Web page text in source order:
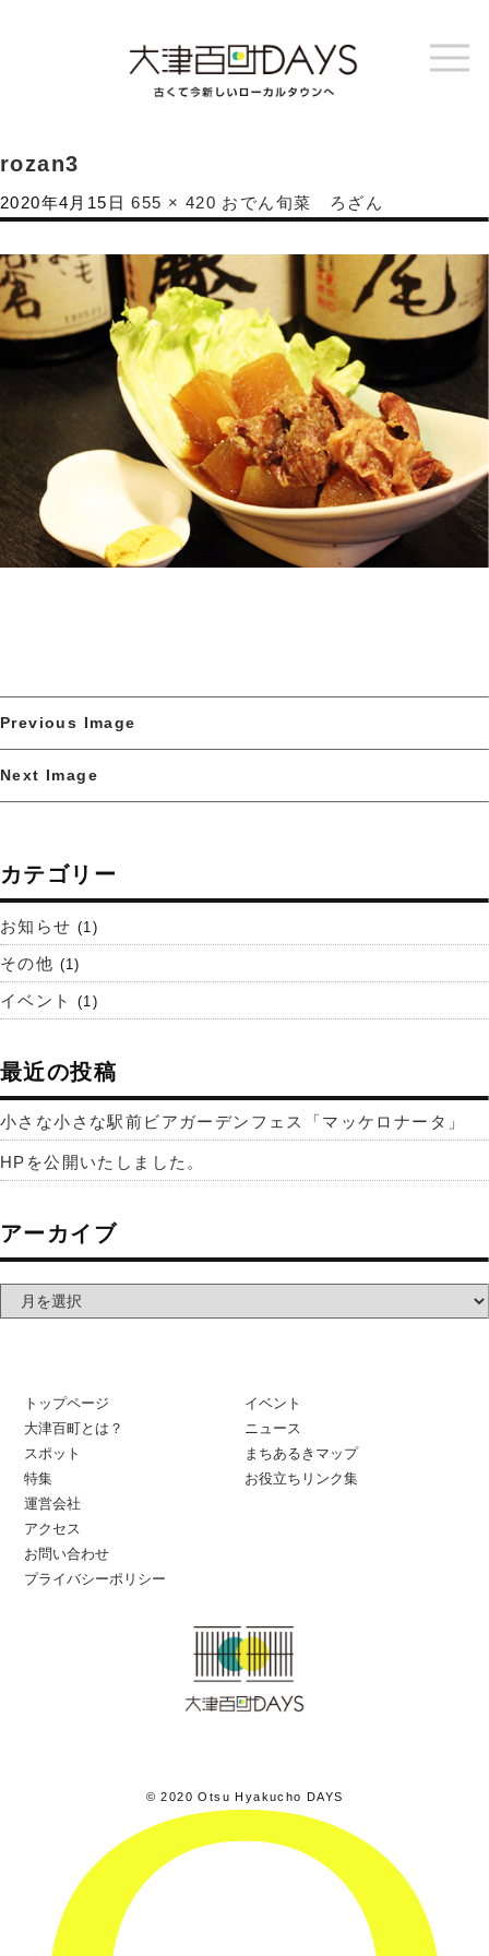
rozan3
2020年4月15日 655 × 420 おでん旬菜 ろざん
Previous Image
Next Image
カテゴリー
お知らせ (1)
その他 (1)
イベント (1)
最近の投稿
小さな小さな駅前ビアガーデンフェス「マッケロナータ」
HPを公開いたしました。
アーカイブ
トップページ
大津百町とは？
スポット
特集
イベント
ニュース
まちあるきマップ
お役立ちリンク集
運営会社
アクセス
お問い合わせ
プライバシーポリシー
© 2020 Otsu Hyakucho DAYS